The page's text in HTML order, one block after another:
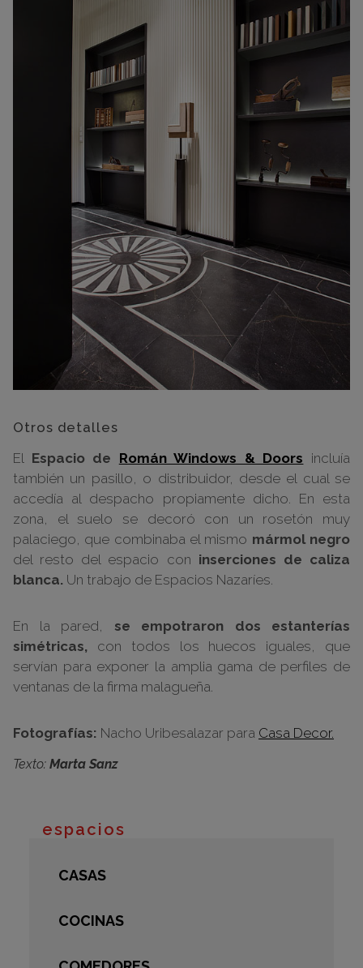
Otros detalles
El Espacio de Román Windows & Doors incluía
también un pasillo, o distribuidor, desde el cual se
accedía al despacho propiamente dicho. En esta
zona, el suelo se decoró con un rosetón muy
palaciego, que combinaba el mismo mármol negro
del resto del espacio con inserciones de caliza
blanca. Un trabajo de Espacios Nazaríes.
En la pared, se empotraron dos estanterías
simétricas, con todos los huecos iguales, que
servían para exponer la amplia gama de perfiles de
ventanas de la firma malagueña.
Fotografías: Nacho Uribesalazar para Casa Decor.
Texto: Marta Sanz
espacios
CASAS
COCINAS